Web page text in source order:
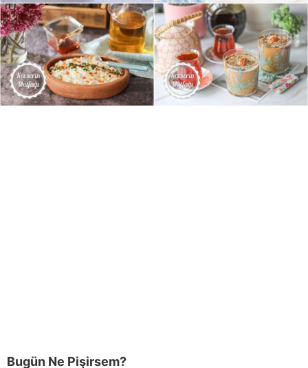
Bugün Ne Pişirsem?